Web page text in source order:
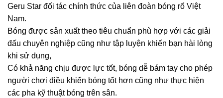
Geru Star đối tác chính thức của liên đoàn bóng rổ Việt
Nam.
Bóng được sản xuất theo tiêu chuẩn phù hợp với các giải
đấu chuyên nghiệp cũng như tập luyện khiến bạn hài lòng
khi sử dụng,
Có khả năng chịu được lực tốt, bóng dễ bám tay cho phép
người chơi điều khiển bóng tốt hơn cũng như thực hiện
các pha kỹ thuật bóng trên sân.